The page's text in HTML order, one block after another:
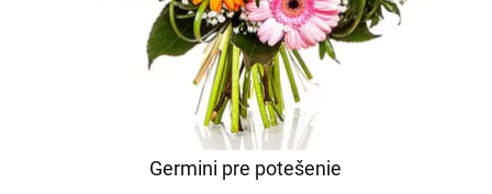
Germini pre potešenie